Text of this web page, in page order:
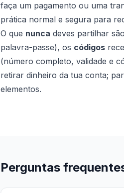
faça um pagamento ou uma
prática normal e segura para
O que nunca deves partilhar
palavra-passe), os códigos
(número completo, validade e
retirar dinheiro da tua conta;
elementos.
Perguntas